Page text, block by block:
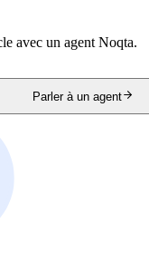
avec un agent Noqta.
Parler à un agent